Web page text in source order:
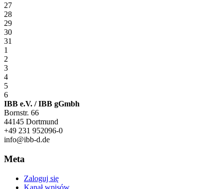
27
28
29
30
31
1
2
3
4
5
6
IBB e.V. / IBB gGmbh
Bornstr. 66
44145 Dortmund
+49 231 952096-0
info@ibb-d.de
Meta
Zaloguj się
Kanał wpisów